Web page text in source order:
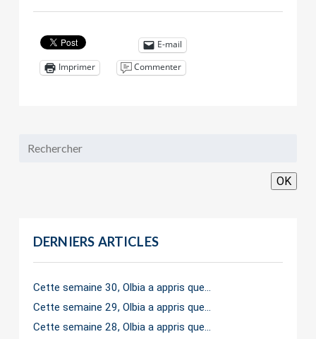
E-mail
Imprimer
Commenter
OK
DERNIERS ARTICLES
Cette semaine 30, Olbia a appris que…
Cette semaine 29, Olbia a appris que…
Cette semaine 28, Olbia a appris que…